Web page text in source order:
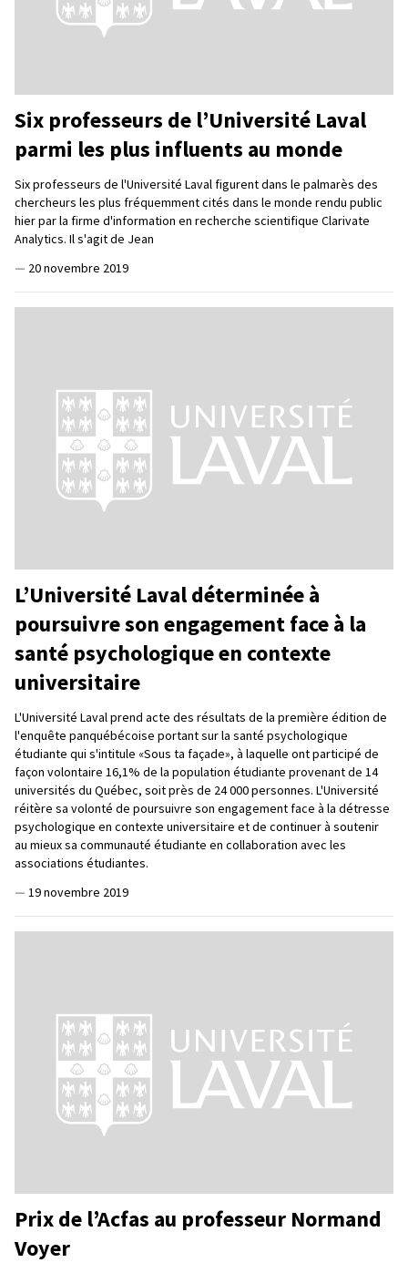
Six professeurs de l’Université Laval
parmi les plus influents au monde
Six professeurs de l'Université Laval figurent dans le palmarès des
chercheurs les plus fréquemment cités dans le monde rendu public
hier par la firme d'information en recherche scientifique Clarivate
Analytics. Il s'agit de Jean
— 20 novembre 2019
L’Université Laval déterminée à
poursuivre son engagement face à la
santé psychologique en contexte
universitaire
L'Université Laval prend acte des résultats de la première édition de
l'enquête panquébécoise portant sur la santé psychologique
étudiante qui s'intitule «Sous ta façade», à laquelle ont participé de
façon volontaire 16,1% de la population étudiante provenant de 14
universités du Québec, soit près de 24 000 personnes. L'Université
réitère sa volonté de poursuivre son engagement face à la détresse
psychologique en contexte universitaire et de continuer à soutenir
au mieux sa communauté étudiante en collaboration avec les
associations étudiantes.
— 19 novembre 2019
Prix de l’Acfas au professeur Normand
Voyer